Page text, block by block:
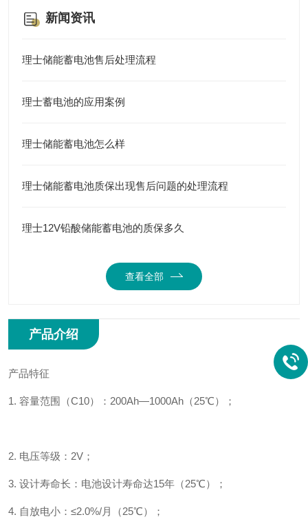
新闻资讯
理士储能蓄电池售后处理流程
理士蓄电池的应用案例
理士储能蓄电池怎么样
理士储能蓄电池质保出现售后问题的处理流程
理士12V铅酸储能蓄电池的质保多久
查看全部
产品介绍
产品特征
1. 容量范围（C10）：200Ah—1000Ah（25℃）；
2. 电压等级：2V；
3. 设计寿命长：电池设计寿命达15年（25℃）；
4. 自放电小：≤2.0%/月（25℃）；